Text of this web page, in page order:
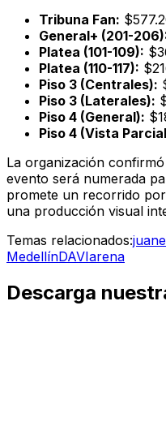
Tribuna Fan:
General+ (201-
Platea (101-109):
Platea (110-117):
Piso 3 (Centrales):
Piso 3 (Laterales):
Piso 4 (General):
Piso 4 (Vista
La organización
evento será numerada
promete un recorrido
una producción visual
Temas relacionados:
MedellínDAVIarena
Descarga